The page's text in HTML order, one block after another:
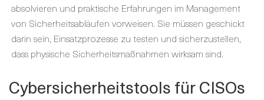
absolvieren und praktische Erfahrungen im Management
von Sicherheitsabläufen vorweisen. Sie müssen geschickt
darin sein, Einsatzprozesse zu testen und sicherzustellen,
dass physische Sicherheitsmaßnahmen wirksam sind.
Cybersicherheitstools für CISOs